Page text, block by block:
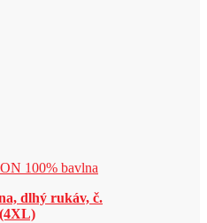
100% bavlna
dlhý rukáv, č.